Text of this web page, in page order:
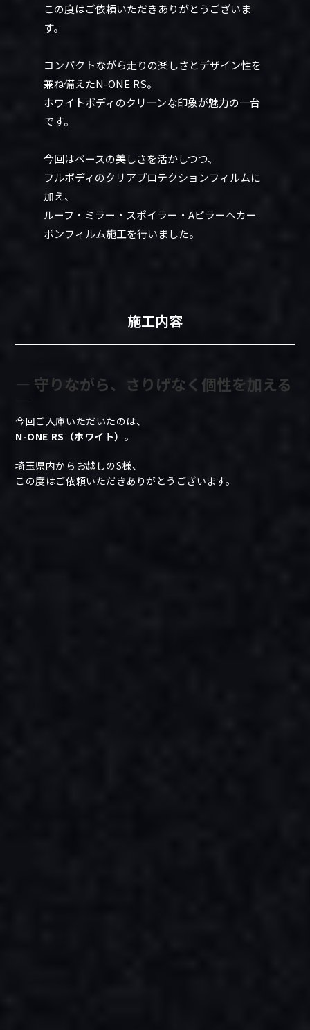
この度はご依頼いただきありがとうございま
す。
コンパクトながら走りの楽しさとデザイン性を
兼ね備えたN-ONE RS。
ホワイトボディのクリーンな印象が魅力の一台
です。
今回はベースの美しさを活かしつつ、
フルボディのクリアプロテクションフィルムに
加え、
ルーフ・ミラー・スポイラー・Aピラーへカー
ボンフィルム施工を行いました。
施工内容
― 守りながら、さりげなく個性を加える
―
今回ご入庫いただいたのは、
N-ONE RS（ホワイト） 。
埼玉県内からお越しのS様、
この度はご依頼いただきありがとうございます。